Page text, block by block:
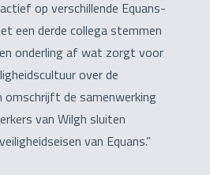
op verschillende Equans-
een derde collega stemmen
onderling af wat zorgt voor
over de
omschrijft de samenwerking
van Wilgh sluiten
van Equans.”